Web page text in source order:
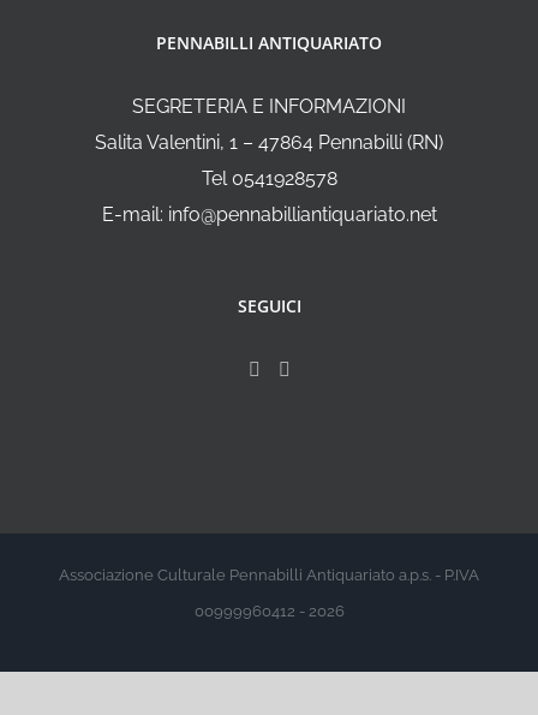
PENNABILLI ANTIQUARIATO
SEGRETERIA E INFORMAZIONI
Salita Valentini, 1 – 47864 Pennabilli (RN)
Tel 0541928578
E-mail: info@pennabilliantiquariato.net
SEGUICI
Associazione Culturale Pennabilli Antiquariato a.p.s. - P.IVA
00999960412 - 2026